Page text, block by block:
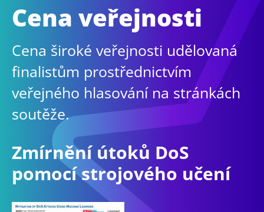
Cena veřejnosti
Cena široké veřejnosti udělovaná
finalistům prostřednictvím
veřejného hlasování na stránkách
soutěže.
Zmírnění útoků DoS
pomocí strojového učení